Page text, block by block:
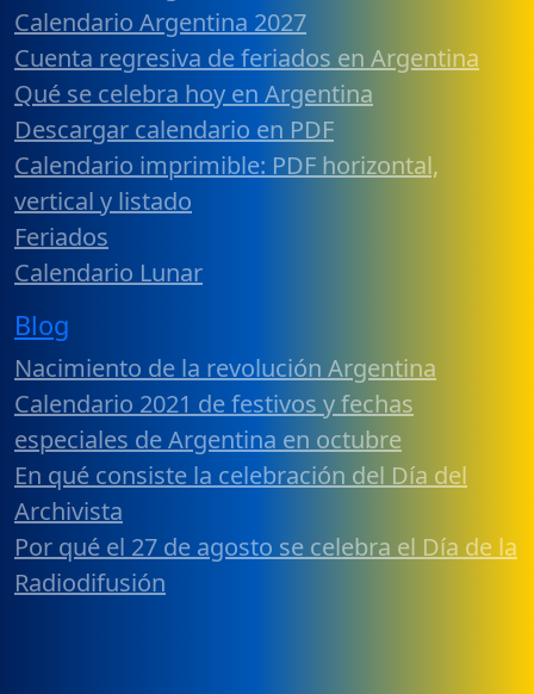
Calendario Argentina 2027
Cuenta regresiva de feriados en Argentina
Qué se celebra hoy en Argentina
Descargar calendario en PDF
Calendario imprimible: PDF horizontal,
vertical y listado
Feriados
Calendario Lunar
Blog
Nacimiento de la revolución Argentina
Calendario 2021 de festivos y fechas
especiales de Argentina en octubre
En qué consiste la celebración del Día del
Archivista
Por qué el 27 de agosto se celebra el Día de la
Radiodifusión